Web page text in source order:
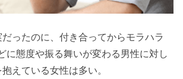
ったのに、付き合ってからモラハラ
に態度や振る舞いが変わる男性に対し
えている女性は多い。